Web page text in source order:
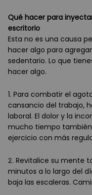
Qué hacer para
escritorio
Esta no es una causa
hacer algo para
sedentario. Lo que
hacer algo.
1. Para combatir el
cansancio del trabajo,
laboral. El dolor y la
mucho tiempo
ejercicio con más
2. Revitalice su mente
minutos a lo largo del
baja las escaleras.